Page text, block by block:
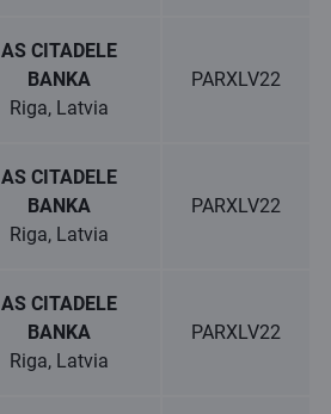
AS CITADELE
BANKA
Riga, Latvia
PARXLV22
AS CITADELE
BANKA
Riga, Latvia
PARXLV22
AS CITADELE
BANKA
Riga, Latvia
PARXLV22